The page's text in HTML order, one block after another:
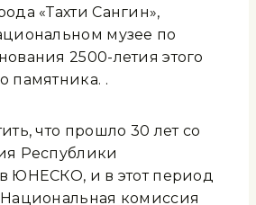
«Тахти Сангин»,
музее по
2500-летия этого
памятника. .
что прошло 30 лет со
Республики
ЮНЕСКО, и в этот период
комиссия